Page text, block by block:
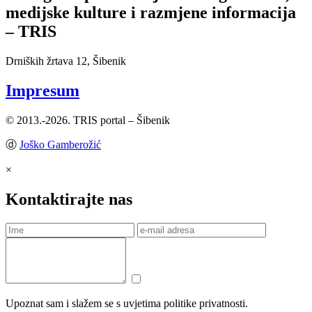
medijske kulture i razmjene informacija
– TRIS
Drniških žrtava 12, Šibenik
Impresum
© 2013.-2026. TRIS portal – Šibenik
ⓓ Joško Gamberožić
×
Kontaktirajte nas
Upoznat sam i slažem se s uvjetima politike privatnosti.